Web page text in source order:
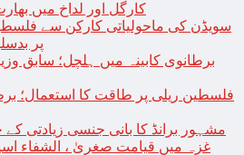
کارگل اور لداخ میں
سویڈن کی ماحولیاتی کارکن سے
پر
برطانوی کابینہ میں ہلچل؛ سابق
فلسطین ریلی پر طاقت کا استعمال؛
مشہور برانڈ کا بانی جنسی زیادتی
غزہ میں قیامت صغریٰ ، الشفاء